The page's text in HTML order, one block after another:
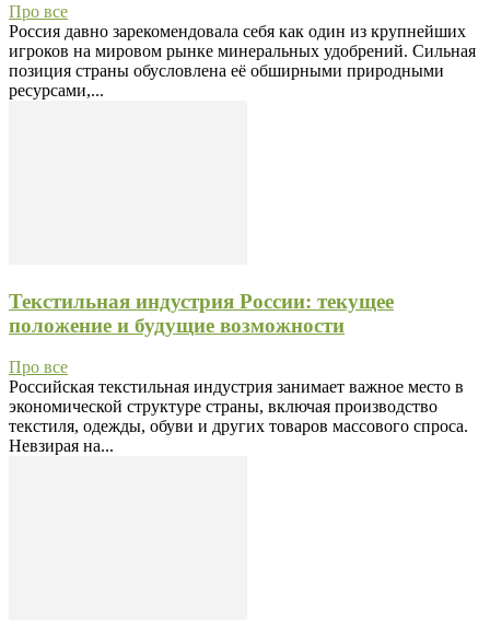
Про все
Россия давно зарекомендовала себя как один из крупнейших
игроков на мировом рынке минеральных удобрений. Сильная
позиция страны обусловлена её обширными природными
ресурсами,...
Текстильная индустрия России: текущее
положение и будущие возможности
Про все
Российская текстильная индустрия занимает важное место в
экономической структуре страны, включая производство
текстиля, одежды, обуви и других товаров массового спроса.
Невзирая на...